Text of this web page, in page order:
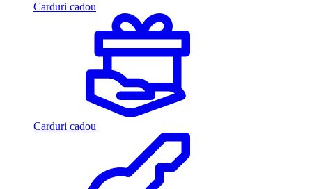
Carduri cadou
Carduri cadou